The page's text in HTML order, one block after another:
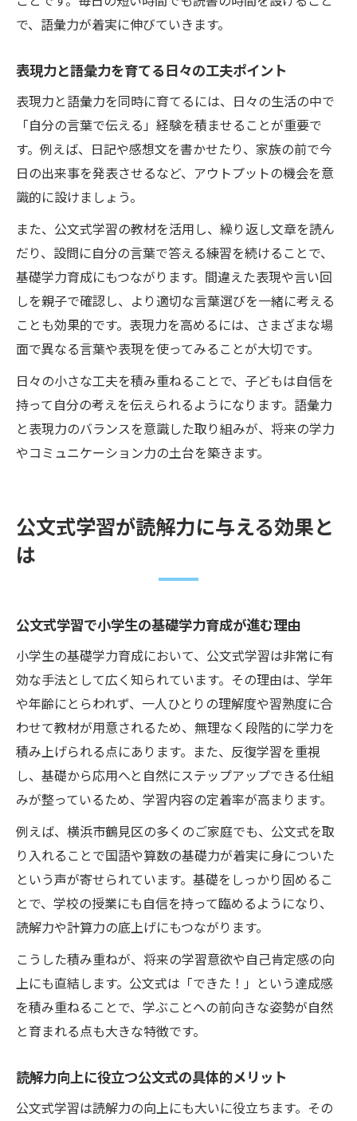
で、語彙力が着実に伸びていきます。
表現力と語彙力を育てる日々の工夫ポイント
表現力と語彙力を同時に育てるには、日々の生活の中で
「自分の言葉で伝える」経験を積ませることが重要で
す。例えば、日記や感想文を書かせたり、家族の前で今
日の出来事を発表させるなど、アウトプットの機会を意
識的に設けましょう。
また、公文式学習の教材を活用し、繰り返し文章を読ん
だり、設問に自分の言葉で答える練習を続けることで、
基礎学力育成にもつながります。間違えた表現や言い回
しを親子で確認し、より適切な言葉選びを一緒に考える
ことも効果的です。表現力を高めるには、さまざまな場
面で異なる言葉や表現を使ってみることが大切です。
日々の小さな工夫を積み重ねることで、子どもは自信を
持って自分の考えを伝えられるようになります。語彙力
と表現力のバランスを意識した取り組みが、将来の学力
やコミュニケーション力の土台を築きます。
公文式学習が読解力に与える効果と
は
公文式学習で小学生の基礎学力育成が進む理由
小学生の基礎学力育成において、公文式学習は非常に有
効な手法として広く知られています。その理由は、学年
や年齢にとらわれず、一人ひとりの理解度や習熟度に合
わせて教材が用意されるため、無理なく段階的に学力を
積み上げられる点にあります。また、反復学習を重視
し、基礎から応用へと自然にステップアップできる仕組
みが整っているため、学習内容の定着率が高まります。
例えば、横浜市鶴見区の多くのご家庭でも、公文式を取
り入れることで国語や算数の基礎力が着実に身についた
という声が寄せられています。基礎をしっかり固めるこ
とで、学校の授業にも自信を持って臨めるようになり、
読解力や計算力の底上げにもつながります。
こうした積み重ねが、将来の学習意欲や自己肯定感の向
上にも直結します。公文式は「できた！」という達成感
を積み重ねることで、学ぶことへの前向きな姿勢が自然
と育まれる点も大きな特徴です。
読解力向上に役立つ公文式の具体的メリット
公文式学習は読解力の向上にも大いに役立ちます。その